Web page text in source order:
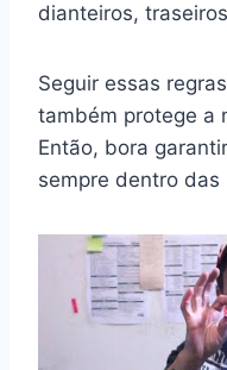
dianteiros,
Seguir essas
também protege a
Então, bora
sempre dentro das